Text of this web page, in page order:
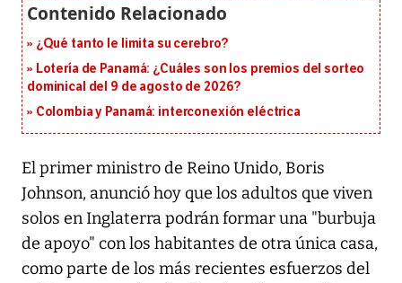
¿Qué tanto le limita su cerebro?
Lotería de Panamá: ¿Cuáles son los premios del sorteo
dominical del 9 de agosto de 2026?
Colombia y Panamá: interconexión eléctrica
El primer ministro de Reino Unido, Boris
Johnson, anunció hoy que los adultos que viven
solos en Inglaterra podrán formar una "burbuja
de apoyo" con los habitantes de otra única casa,
como parte de los más recientes esfuerzos del